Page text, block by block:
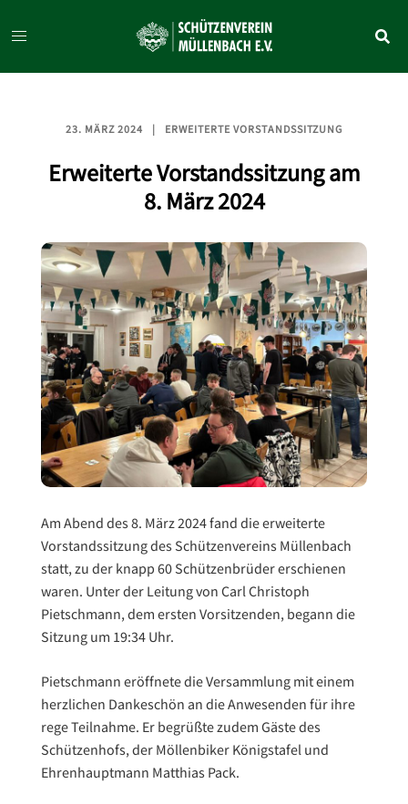
Inhalt
23. MÄRZ 2024 ERWEITERTE VORSTANDSSITZUNG
Erweiterte Vorstandssitzung am
8. März 2024
Am Abend des 8. März 2024 fand die erweiterte
Vorstandssitzung des Schützenvereins Müllenbach
statt, zu der knapp 60 Schützenbrüder erschienen
waren. Unter der Leitung von Carl Christoph
Pietschmann, dem ersten Vorsitzenden, begann die
Sitzung um 19:34 Uhr.
Pietschmann eröffnete die Versammlung mit einem
herzlichen Dankeschön an die Anwesenden für ihre
rege Teilnahme. Er begrüßte zudem Gäste des
Schützenhofs, der Möllenbiker Königstafel und
Ehrenhauptmann Matthias Pack.